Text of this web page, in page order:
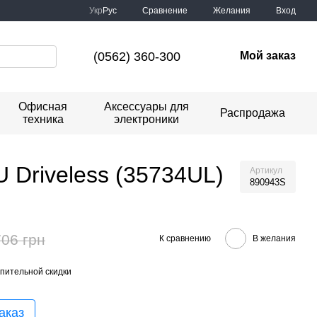
Укр Рус Сравнение Желания Вход
(0562) 360-300 Мой заказ
Офисная
техника
Аксессуары для
электроники
Распродажа
Driveless (35734UL) Артикул
890943S
грн К сравнению В желания
скидки